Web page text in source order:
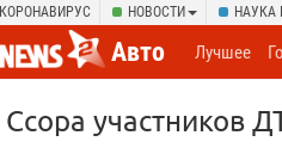
КОРОНАВИРУС НОВОСТИ НАУКА
Авто Лучшее
Ссора участников